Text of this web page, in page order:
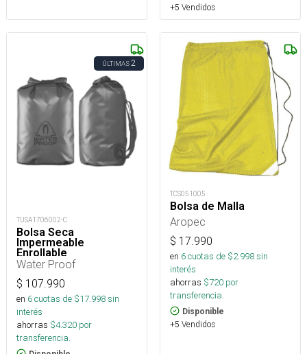
+5 Vendidos
ÚLTIMAS2
TUSA1706002-C
Bolsa Seca
Impermeable
Enrollable
Water Proof
$ 107.990
en 6cuotas de $17.998sin
interés
ahorras $4.320 por
transferencia.
TCS051005
Bolsa de Malla
Aropec
$ 17.990
en 6cuotas de $2.998sin
interés
ahorras $720 por
transferencia.
Disponible
+5 Vendidos